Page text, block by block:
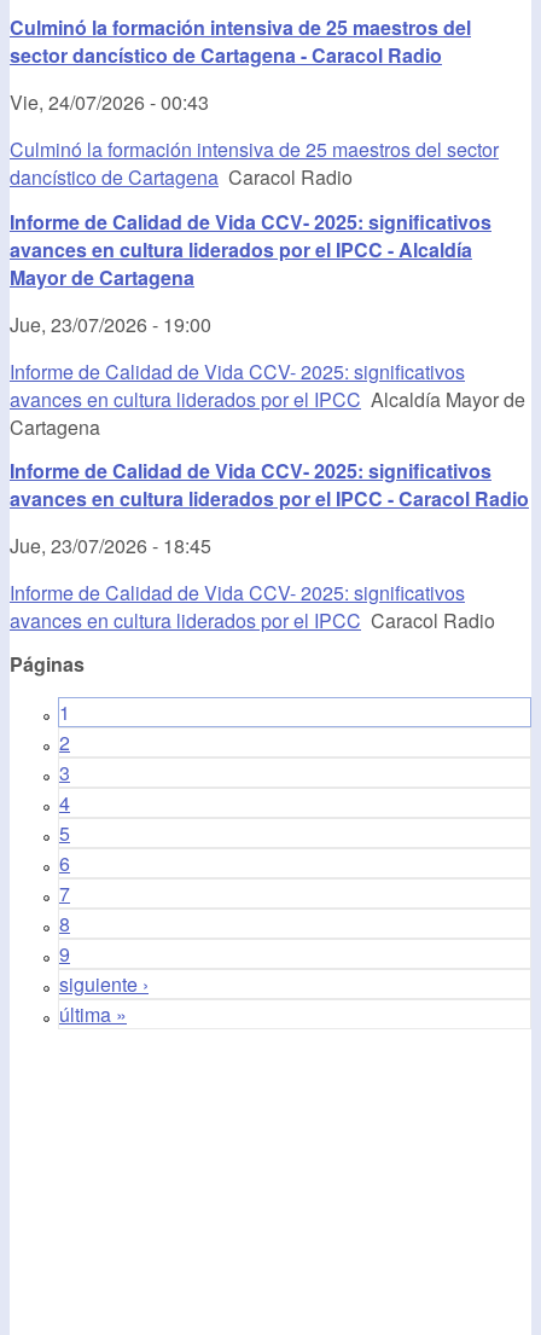
Culminó la formación intensiva de 25 maestros del
sector dancístico de Cartagena - Caracol Radio
Vie, 24/07/2026 - 00:43
Culminó la formación intensiva de 25 maestros del sector
dancístico de Cartagena Caracol Radio
Informe de Calidad de Vida CCV- 2025: significativos
avances en cultura liderados por el IPCC - Alcaldía
Mayor de Cartagena
Jue, 23/07/2026 - 19:00
Informe de Calidad de Vida CCV- 2025: significativos
avances en cultura liderados por el IPCC Alcaldía Mayor de
Cartagena
Informe de Calidad de Vida CCV- 2025: significativos
avances en cultura liderados por el IPCC - Caracol Radio
Jue, 23/07/2026 - 18:45
Informe de Calidad de Vida CCV- 2025: significativos
avances en cultura liderados por el IPCC Caracol Radio
Páginas
1
2
3
4
5
6
7
8
9
siguiente ›
última »